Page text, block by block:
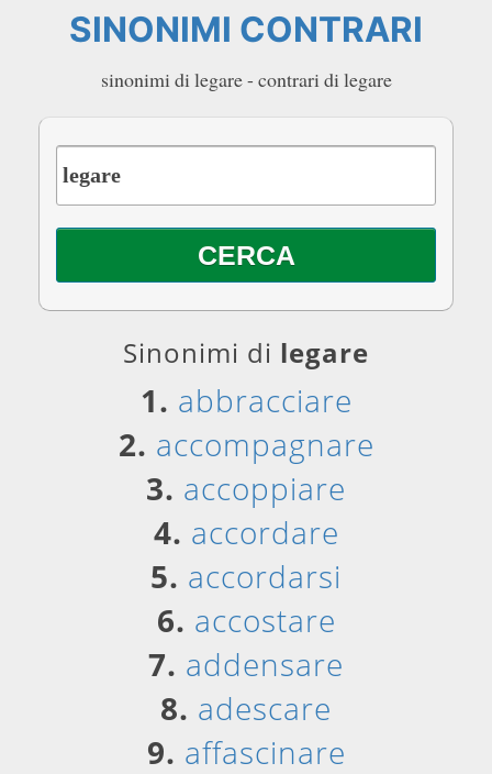
SINONIMI CONTRARI
sinonimi di legare - contrari di legare
Sinonimi di legare
1. abbracciare
2. accompagnare
3. accoppiare
4. accordare
5. accordarsi
6. accostare
7. addensare
8. adescare
9. affascinare